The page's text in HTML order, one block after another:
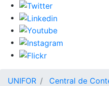
UNIFOR Central de